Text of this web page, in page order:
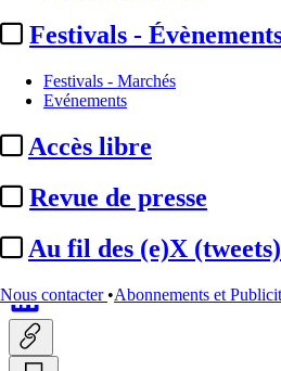
Festivals -
Festivals - Marchés
Evénements
Accès libre
Revue de presse
Au fil des (e)X (tweets)
Nous contacter •Abonnements et
Mediawan /
d’« Apocalypse »
saison sur ...
ParYvane Dréant